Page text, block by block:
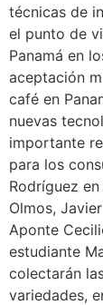
técnicas de
el punto de
Panamá en
aceptación
café en
nuevas
importante
para los
Rodríguez
Olmos,
Aponte
estudiante
colectarán
variedades,